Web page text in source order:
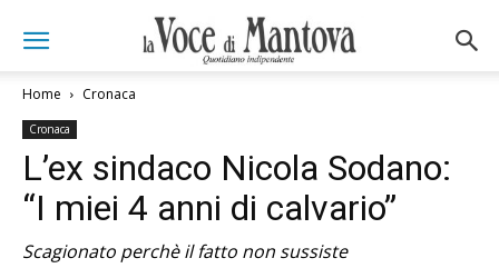
Home Cronaca
Cronaca
L’ex sindaco Nicola Sodano:
“I miei 4 anni di calvario”
Scagionato perchè il fatto non sussiste